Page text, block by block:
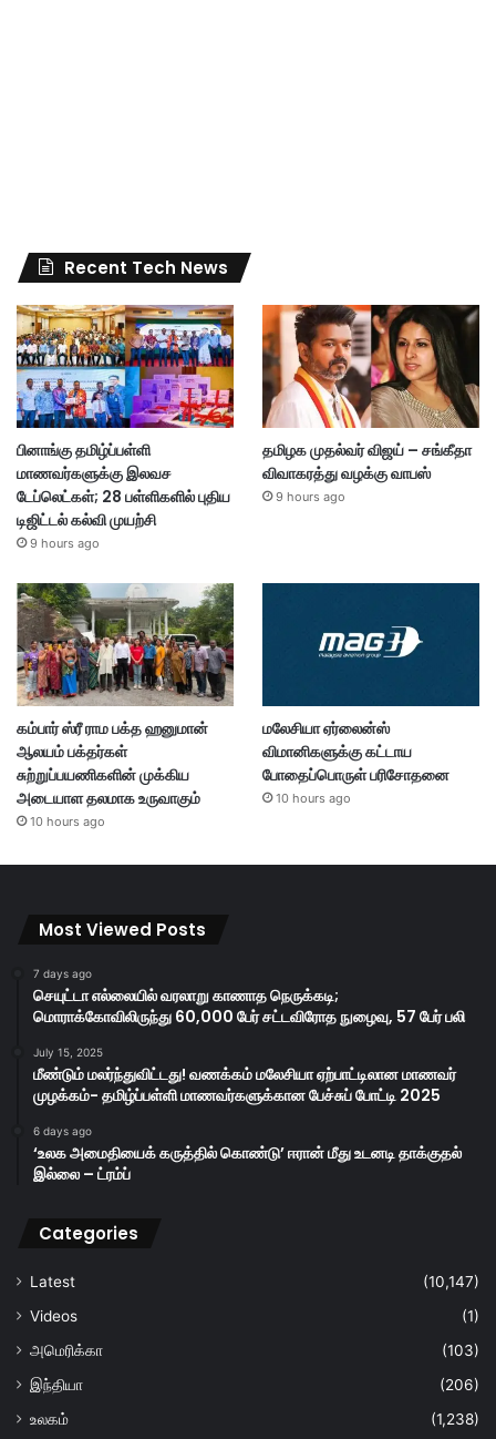
Recent Tech News
பினாங்கு தமிழ்ப்பள்ளி
மாணவர்களுக்கு இலவச
டேப்லெட்கள்; 28 பள்ளிகளில் புதிய
டிஜிட்டல் கல்வி முயற்சி
9 hours ago
தமிழக முதல்வர் விஜய் – சங்கீதா
விவாகரத்து வழக்கு வாபஸ்
9 hours ago
கம்பார் ஸ்ரீ ராம பக்த ஹனுமான்
ஆலயம் பக்தர்கள்
சுற்றுப்பயணிகளின் முக்கிய
அடையாள தலமாக உருவாகும்
10 hours ago
மலேசியா ஏர்லைன்ஸ்
விமானிகளுக்கு கட்டாய
போதைப்பொருள் பரிசோதனை
10 hours ago
Most Viewed Posts
7 days ago
செயுட்டா எல்லையில் வரலாறு காணாத நெருக்கடி;
மொராக்கோவிலிருந்து 60,000 பேர் சட்டவிரோத நுழைவு, 57 பேர் பலி
July 15, 2025
மீண்டும் மலர்ந்துவிட்டது! வணக்கம் மலேசியா ஏற்பாட்டிலான மாணவர்
முழக்கம்- தமிழ்ப்பள்ளி மாணவர்களுக்கான பேச்சுப் போட்டி 2025
6 days ago
‘உலக அமைதியைக் கருத்தில் கொண்டு’ ஈரான் மீது உடனடி தாக்குதல்
இல்லை – ட்ரம்ப்
Categories
Latest
(10,147)
Videos
(1)
அமெரிக்கா
(103)
இந்தியா
(206)
உலகம்
(1,238)